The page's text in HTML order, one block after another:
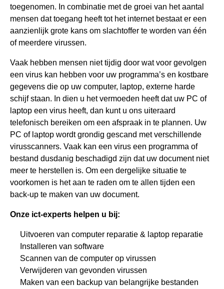
toegenomen. In combinatie met de groei van het aantal
mensen dat toegang heeft tot het internet bestaat er een
aanzienlijk grote kans om slachtoffer te worden van één
of meerdere virussen.
Vaak hebben mensen niet tijdig door wat voor gevolgen
een virus kan hebben voor uw programma’s en kostbare
gegevens die op uw computer, laptop, externe harde
schijf staan. In dien u het vermoeden heeft dat uw PC of
laptop een virus heeft, dan kunt u ons uiteraard
telefonisch bereiken om een afspraak in te plannen. Uw
PC of laptop wordt grondig gescand met verschillende
virusscanners. Vaak kan een virus een programma of
bestand dusdanig beschadigd zijn dat uw document niet
meer te herstellen is. Om een dergelijke situatie te
voorkomen is het aan te raden om te allen tijden een
back-up te maken van uw document.
Onze ict-experts helpen u bij:
Uitvoeren van computer reparatie & laptop reparatie
Installeren van software
Scannen van de computer op virussen
Verwijderen van gevonden virussen
Maken van een backup van belangrijke bestanden